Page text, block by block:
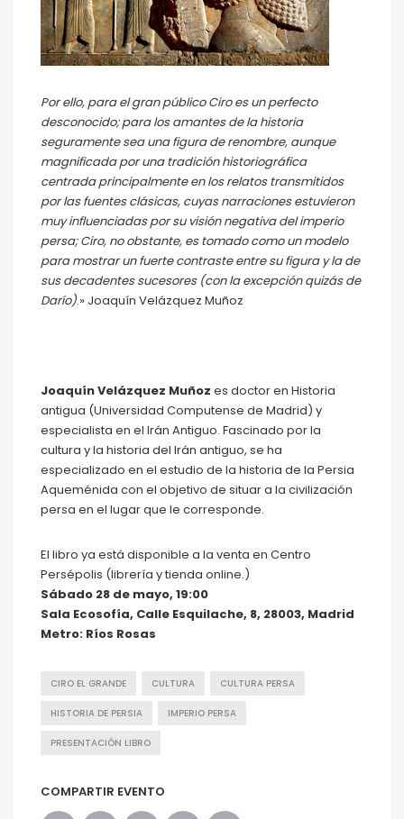
Por ello, para el gran público Ciro es un perfecto
desconocido; para los amantes de la historia
seguramente sea una figura de renombre, aunque
magnificada por una tradición historiográfica
centrada principalmente en los relatos transmitidos
por las fuentes clásicas, cuyas narraciones estuvieron
muy influenciadas por su visión negativa del imperio
persa; Ciro, no obstante, es tomado como un modelo
para mostrar un fuerte contraste entre su figura y la de
sus decadentes sucesores (con la excepción quizás de
Darío).» Joaquín Velázquez Muñoz
Joaquín Velázquez Muñoz es doctor en Historia
antigua (Universidad Computense de Madrid) y
especialista en el Irán Antiguo. Fascinado por la
cultura y la historia del Irán antiguo, se ha
especializado en el estudio de la historia de la Persia
Aqueménida con el objetivo de situar a la civilización
persa en el lugar que le corresponde.
El libro ya está disponible a la venta en Centro
Persépolis (librería y tienda online.)
Sábado 28 de mayo, 19:00
Sala Ecosofía, Calle Esquilache, 8, 28003, Madrid
Metro: Ríos Rosas
CIRO EL GRANDE CULTURA CULTURA PERSA
HISTORIA DE PERSIA IMPERIO PERSA
PRESENTACIÓN LIBRO
COMPARTIR EVENTO